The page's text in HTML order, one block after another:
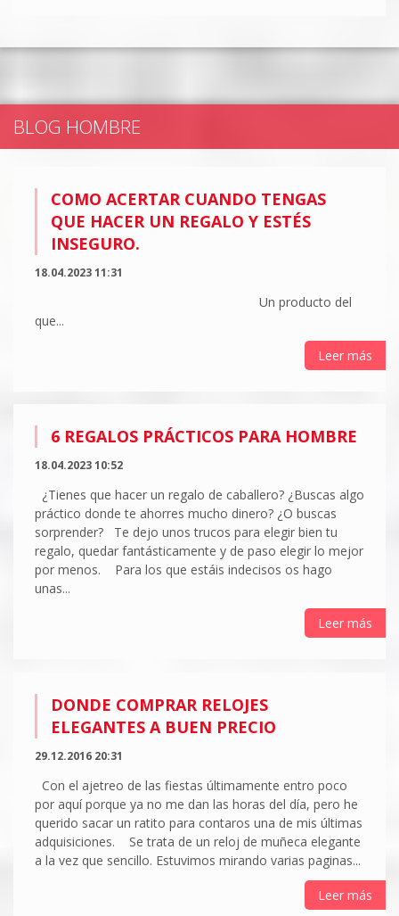
BLOG HOMBRE
COMO ACERTAR CUANDO TENGAS
QUE HACER UN REGALO Y ESTÉS
INSEGURO.
18.04.2023 11:31
Un producto del
que...
Leer más
6 REGALOS PRÁCTICOS PARA HOMBRE
18.04.2023 10:52
¿Tienes que hacer un regalo de caballero? ¿Buscas algo
práctico donde te ahorres mucho dinero? ¿O buscas
sorprender? Te dejo unos trucos para elegir bien tu
regalo, quedar fantásticamente y de paso elegir lo mejor
por menos. Para los que estáis indecisos os hago
unas...
Leer más
DONDE COMPRAR RELOJES
ELEGANTES A BUEN PRECIO
29.12.2016 20:31
Con el ajetreo de las fiestas últimamente entro poco
por aquí porque ya no me dan las horas del día, pero he
querido sacar un ratito para contaros una de mis últimas
adquisiciones. Se trata de un reloj de muñeca elegante
a la vez que sencillo. Estuvimos mirando varias paginas...
Leer más